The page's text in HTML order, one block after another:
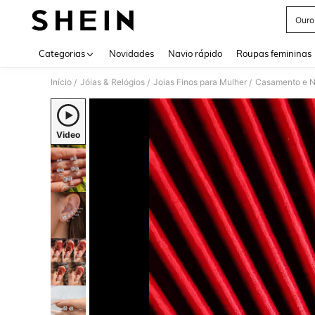
Categorias Novidades Navio rápido Roupas femininas
Início / Jóias & Relógios / Joias Finos para Mulher / Casamento e
Video